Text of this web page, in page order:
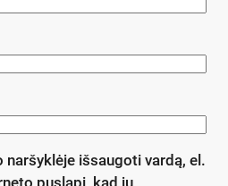
naršyklėje išsaugoti vardą, el.
puslapį, kad jų